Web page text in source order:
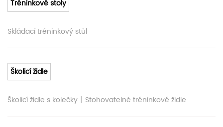
Tréninkové stoly
Skládací tréninkový stůl
Školicí židle
Školicí židle s kolečky | Stohovatelné tréninkové židle